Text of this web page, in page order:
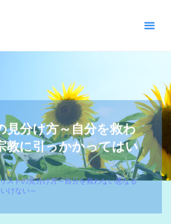
見分け方～自分を救わ
教に引っかかってはい
ストの見分け方～自分を救わない悪なる
けない～